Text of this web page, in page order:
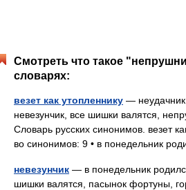
Смотреть что такое
словарях:
везет как утопленнику —
невезунчик, все шишки валятся,
Словарь русских синонимов. везет
во синонимов: 9 • в понедельник
невезунчик — в понедельник
шишки валятся, пасынок фортуны,